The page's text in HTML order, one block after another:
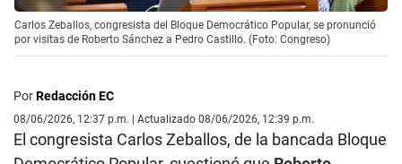
Carlos Zeballos, congresista del Bloque Democrático Popular, se pronunció
por visitas de Roberto Sánchez a Pedro Castillo. (Foto: Congreso)
PorRedacción EC
08/06/2026, 12:37 p.m. | Actualizado 08/06/2026, 12:39 p.m.
El congresista Carlos Zeballos, de la bancada Bloque